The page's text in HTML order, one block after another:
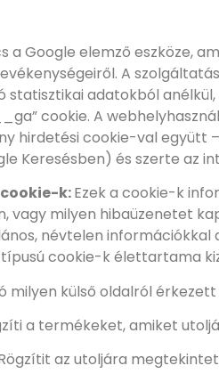
a Google elemző eszköze,
A
adatokból
cookie. A
hirdetési cookie-val együtt
Keresésben) és szerte az
k:Ezek a cookie-k
milyen hibaüzenetet
névtelen
cookie-k élettartama
milyen külső oldalról
a termékeket, amiket
az utoljára